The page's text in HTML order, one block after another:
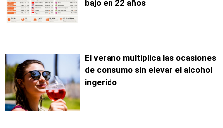
bajo en 22 años
El verano multiplica las ocasiones
de consumo sin elevar el alcohol
ingerido